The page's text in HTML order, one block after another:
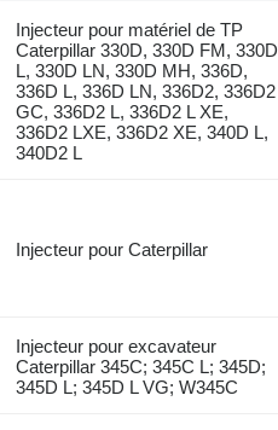
Injecteur pour matériel de TP
Caterpillar 330D, 330D FM, 330D
L, 330D LN, 330D MH, 336D,
336D L, 336D LN, 336D2, 336D2
GC, 336D2 L, 336D2 L XE,
336D2 LXE, 336D2 XE, 340D L,
340D2 L
Injecteur pour Caterpillar
Injecteur pour excavateur
Caterpillar 345C; 345C L; 345D;
345D L; 345D L VG; W345C